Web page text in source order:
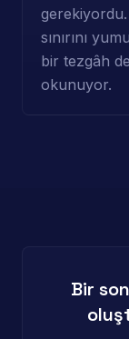
sınırını
bir tezgâh
okunuyor.
Bir